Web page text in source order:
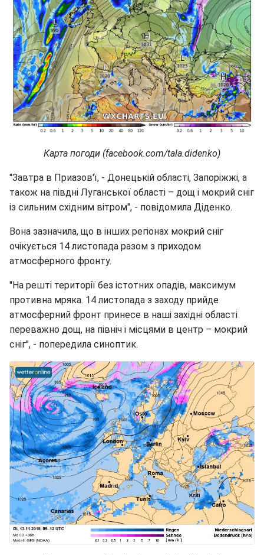
Карта погоди (facebook.com/tala.didenko)
"Завтра в Приазов'ї, - Донецькій області, Запоріжжі, а
також на півдні Луганської області – дощ і мокрий сніг
із сильним східним вітром", - повідомила Діденко.
Вона зазначила, що в інших регіонах мокрий сніг
очікується 14 листопада разом з приходом
атмосферного фронту.
"На решті території без істотних опадів, максимум
противна мряка. 14 листопада з заходу прийде
атмосферний фронт принесе в наші західні області
переважно дощ, на північ і місцями в центр – мокрий
сніг", - попередила синоптик.